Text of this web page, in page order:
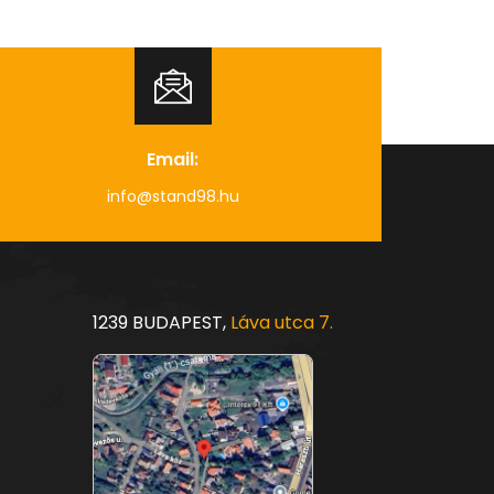
Email:
info@stand98.hu
1239 BUDAPEST, Láva utca 7.